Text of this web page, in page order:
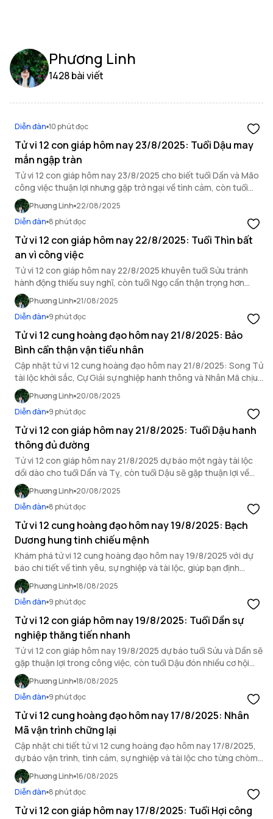
Phương Linh
1428 bài viết
Diễn đàn 10 phút đọc
Tử vi 12 con giáp hôm nay 23/8/2025: Tuổi Dậu may
mắn ngập tràn
Tử vi 12 con giáp hôm nay 23/8/2025 cho biết tuổi Dần và Mão
công việc thuận lợi nhưng gặp trở ngại về tình cảm, còn tuổi
Dậu may mắn ngập tràn.
Phương Linh 22/08/2025
Diễn đàn 8 phút đọc
Tử vi 12 con giáp hôm nay 22/8/2025: Tuổi Thìn bất
an vì công việc
Tử vi 12 con giáp hôm nay 22/8/2025 khuyên tuổi Sửu tránh
hành động thiếu suy nghĩ, còn tuổi Ngọ cần thận trọng hơn
trong mối quan hệ xã giao.
Phương Linh 21/08/2025
Diễn đàn 9 phút đọc
Tử vi 12 cung hoàng đạo hôm nay 21/8/2025: Bảo
Bình cẩn thận vận tiểu nhân
Cập nhật tử vi 12 cung hoàng đạo hôm nay 21/8/2025: Song Tử
tài lộc khởi sắc, Cự Giải sự nghiệp hanh thông và Nhân Mã chịu
ảnh hưởng bởi hung vận.
Phương Linh 20/08/2025
Diễn đàn 9 phút đọc
Tử vi 12 con giáp hôm nay 21/8/2025: Tuổi Dậu hanh
thông đủ đường
Tử vi 12 con giáp hôm nay 21/8/2025 dự báo một ngày tài lộc
dồi dào cho tuổi Dần và Tỵ, còn tuổi Dậu sẽ gặp thuận lợi về
mọi mặt.
Phương Linh 20/08/2025
Diễn đàn 8 phút đọc
Tử vi 12 cung hoàng đạo hôm nay 19/8/2025: Bạch
Dương hung tinh chiếu mệnh
Khám phá tử vi 12 cung hoàng đạo hôm nay 19/8/2025 với dự
báo chi tiết về tình yêu, sự nghiệp và tài lộc, giúp bạn định
hướng ngày mới.
Phương Linh 18/08/2025
Diễn đàn 9 phút đọc
Tử vi 12 con giáp hôm nay 19/8/2025: Tuổi Dần sự
nghiệp thăng tiến nhanh
Tử vi 12 con giáp hôm nay 19/8/2025 dự báo tuổi Sửu và Dần sẽ
gặp thuận lợi trong công việc, còn tuổi Dậu đón nhiều cơ hội
kinh doanh mới.
Phương Linh 18/08/2025
Diễn đàn 9 phút đọc
Tử vi 12 cung hoàng đạo hôm nay 17/8/2025: Nhân
Mã vận trình chững lại
Cập nhật chi tiết tử vi 12 cung hoàng đạo hôm nay 17/8/2025,
dự báo vận trình, tình cảm, sự nghiệp và tài lộc cho từng chòm
sao.
Phương Linh 16/08/2025
Diễn đàn 8 phút đọc
Tử vi 12 con giáp hôm nay 17/8/2025: Tuổi Hợi công